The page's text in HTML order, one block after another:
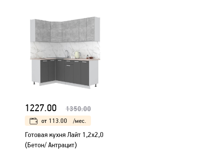
1227.00 1350.00
от 113.00 /мес.
Готовая кухня Лайт 1,2x2,0
(Бетон/ Антрацит)